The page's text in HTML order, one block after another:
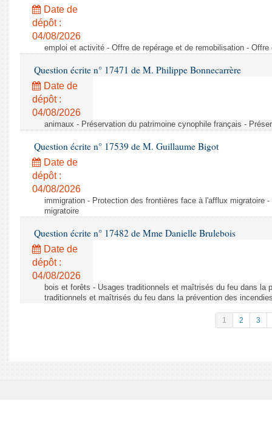
Date de
dépôt :
04/08/2026
emploi et activité - Offre de repérage et de remobilisation -
Question écrite n° 17471 de M. Philippe Bonnecarrère
Date de
dépôt :
04/08/2026
animaux - Préservation du patrimoine cynophile français -
Question écrite n° 17539 de M. Guillaume Bigot
Date de
dépôt :
04/08/2026
immigration - Protection des frontières face à l'afflux migratoire
migratoire
Question écrite n° 17482 de Mme Danielle Brulebois
Date de
dépôt :
04/08/2026
bois et forêts - Usages traditionnels et maîtrisés du feu dans la
traditionnels et maîtrisés du feu dans la prévention des
1 2 3